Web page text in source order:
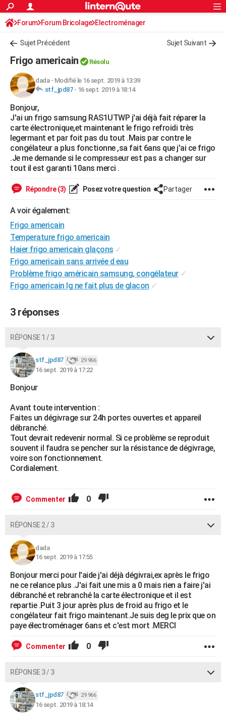
ACTUALITÉS
Politique
Société
Faits Divers
Education
Monde
Villes
+
FINANCE
Retraite
Impôts
Epargne
Immobilier
Risques naturels par ville
Banque
Assurance
Crédit
AUTO
Essais
Réserver un essai
Citadines
Berlines
SUV
Forum auto
+HIGH-TECH
Mobiles
Meilleur smartphone
Internet
Ordinateurs
Jeux vidéo
Guide high-tech
+BRICOLAGE
Forum
Aménagement intérieur
Extérieur
Cuisine
Salle de bains
Jardinage
Rangement
WEEK-END
Guides de France
Week-end nature
Art de vivre
Bien-être
Loisirs
Mode
Modes de vie
Alimentation
Guide de la santé
Maladies
Médicaments
Sommeil
Destinations
City break
Voyage nature
Voyage de noces
Forum
Climat
+PHOTO
GUIDES D'ACHAT
BONS PLANS
Carte de Noël
Carte Bonne année
Carte Saint-Valentin
Carte Pâques
Carte d'anniversaire
DICTIONNAIRE
Dictionnaire
Biographies
Citations
Expressions
Proverbes
PROGRAMME TV
COPAINS D'AVANT
S'inscrire
Se connecter
Lycées
Collèges
Primaires
Universités
Entreprises
Service militaire
Avis de recherche
Bricolage
Lifestyle
Culture
Sport
Auto
Television
Voyage
Cinema
S'inscrire
Connexion
Forum Forum Bricolage Electroménager
Sujet Précédent Sujet Suivant
Frigo americain Résolu
dada- Modifié le 16 sept. 2019 à 13:39
stf_jpd87- 16 sept. 2019 à 18:14
Bonjour,
J'ai un frigo samsung RAS1UTWP j'ai déjà fait réparer la
carte électronique,et maintenant le frigo refroidi très
legermant et par foit pas du tout .Mais par contre le
congélateur a plus fonctionne ,sa fait 6ans que j'ai ce frigo
.Je me demande si le compresseur est pas a changer sur
tout il est garanti 10ans merci .
Répondre (3) Posez votre question Partager
A voir également:
Frigo americain
Temperature frigo americain
Haier frigo americain glaçons ✓
Frigo americain sans arrivée d eau
Problème frigo américain samsung, congélateur ✓
Frigo americain lg ne fait plus de glacon ✓
3 réponses
RÉPONSE 1 / 3
stf_jpd87 29 966
16 sept. 2019 à 17:22
Bonjour
Avant toute intervention :
Faites un dégivrage sur 24h portes ouvertes et appareil
débranché.
Tout devrait redevenir normal. Si ce problème se reproduit
souvent il faudra se pencher sur la résistance de dégivrage,
voire son fonctionnement.
Cordialement.
Commenter 0
RÉPONSE 2 / 3
dada
16 sept. 2019 à 17:55
Bonjour merci pour l'aide j'ai déjà dégivrai,ex après le frigo
ne ce relance plus .J'ai fait une mis a 0 mais rien a faire j'ai
débranché et rebranché la carte électronique et il est
repartie .Puit 3 jour après plus de froid au frigo et le
congélateur fait frigo maintenant.Je suis deg le prix que on
paye électroménager 6ans et c'est mort .MERCI
Commenter 0
RÉPONSE 3 / 3
stf_jpd87 29 966
16 sept. 2019 à 18:14